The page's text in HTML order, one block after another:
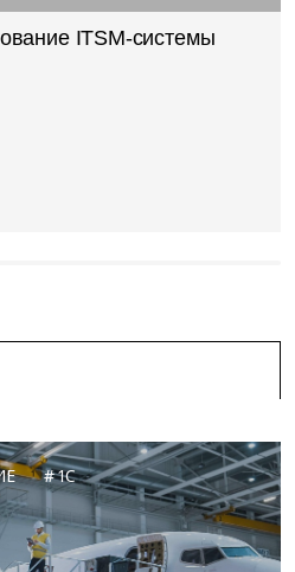
ITSM-системы
1C